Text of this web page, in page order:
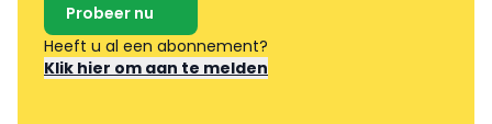
Probeer nu
Heeft u al een abonnement?
Klik hier om aan te melden